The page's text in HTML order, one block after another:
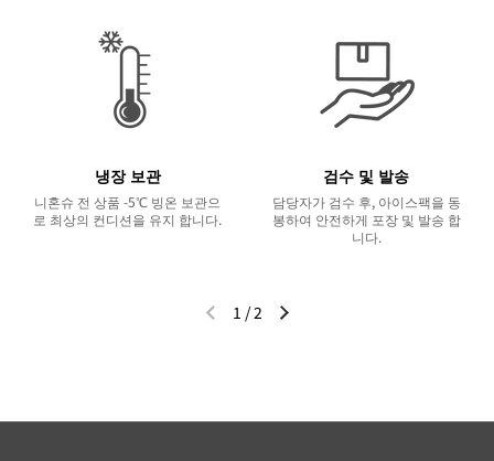
냉장 보관
니혼슈 전 상품 -5℃ 빙온 보관으
로 최상의 컨디션을 유지 합니다.
검수 및 발송
담당자가 검수 후, 아이스팩을 동
봉하여 안전하게 포장 및 발송 합
니다.
이전 슬라이드다음 슬라이드
1 /2